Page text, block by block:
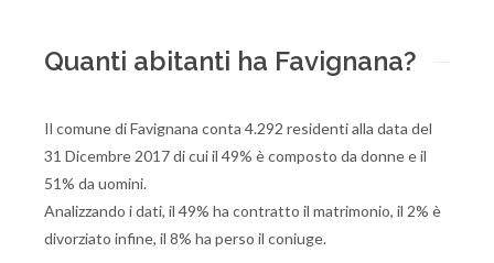
Quanti abitanti ha Favignana?
Il comune di Favignana conta 4.292 residenti alla data del
31 Dicembre 2017 di cui il 49% è composto da donne e il
51% da uomini.
Analizzando i dati, il 49% ha contratto il matrimonio, il 2% è
divorziato infine, il 8% ha perso il coniuge.